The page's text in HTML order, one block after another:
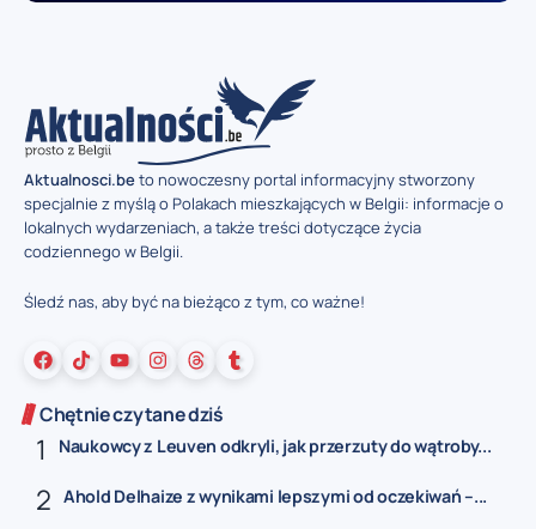
Aktualnosci.beto nowoczesny portal informacyjny stworzony
specjalnie z myślą o Polakach mieszkających w Belgii: informacje o
lokalnych wydarzeniach, a także treści dotyczące życia
codziennego w Belgii.
Śledź nas, aby być na bieżąco z tym, co ważne!
Chętnie czytane dziś
Naukowcy z Leuven odkryli, jak przerzuty do wątroby...
Ahold Delhaize z wynikami lepszymi od oczekiwań –...